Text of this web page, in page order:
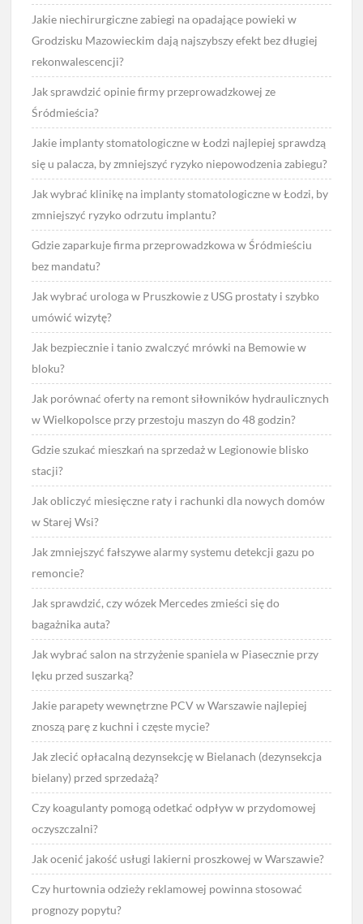
Jakie niechirurgiczne zabiegi na opadające powieki w
Grodzisku Mazowieckim dają najszybszy efekt bez długiej
rekonwalescencji?
Jak sprawdzić opinie firmy przeprowadzkowej ze
Śródmieścia?
Jakie implanty stomatologiczne w Łodzi najlepiej sprawdzą
się u palacza, by zmniejszyć ryzyko niepowodzenia zabiegu?
Jak wybrać klinikę na implanty stomatologiczne w Łodzi, by
zmniejszyć ryzyko odrzutu implantu?
Gdzie zaparkuje firma przeprowadzkowa w Śródmieściu
bez mandatu?
Jak wybrać urologa w Pruszkowie z USG prostaty i szybko
umówić wizytę?
Jak bezpiecznie i tanio zwalczyć mrówki na Bemowie w
bloku?
Jak porównać oferty na remont siłowników hydraulicznych
w Wielkopolsce przy przestoju maszyn do 48 godzin?
Gdzie szukać mieszkań na sprzedaż w Legionowie blisko
stacji?
Jak obliczyć miesięczne raty i rachunki dla nowych domów
w Starej Wsi?
Jak zmniejszyć fałszywe alarmy systemu detekcji gazu po
remoncie?
Jak sprawdzić, czy wózek Mercedes zmieści się do
bagażnika auta?
Jak wybrać salon na strzyżenie spaniela w Piasecznie przy
lęku przed suszarką?
Jakie parapety wewnętrzne PCV w Warszawie najlepiej
znoszą parę z kuchni i częste mycie?
Jak zlecić opłacalną dezynsekcję w Bielanach (dezynsekcja
bielany) przed sprzedażą?
Czy koagulanty pomogą odetkać odpływ w przydomowej
oczyszczalni?
Jak ocenić jakość usługi lakierni proszkowej w Warszawie?
Czy hurtownia odzieży reklamowej powinna stosować
prognozy popytu?